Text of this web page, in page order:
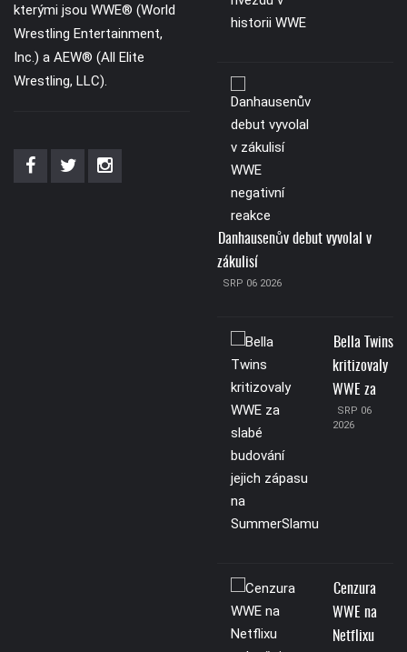
kterými jsou WWE® (World
Wrestling Entertainment,
Inc.) a AEW® (All Elite
Wrestling, LLC).
Danhausenův debut vyvolal v
zákulisí
SRP 06 2026
Bella Twins
kritizovaly
WWE za
SRP 06
2026
Cenzura
WWE na
Netflixu